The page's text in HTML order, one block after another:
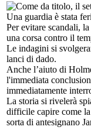
Come da titolo, il
Una guardia è stata
Per evitare scandali,
una corsa contro il
Le indagini si
lanci di dado.
Anche l’aiuto di
l'immediata
immediatamente
La storia si rivelerà
difficile capire come
sorta di antesignano